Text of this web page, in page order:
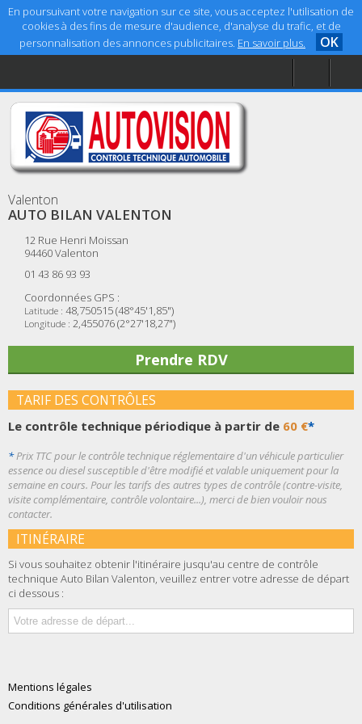
En poursuivant votre navigation sur ce site, vous acceptez l'utilisation de
cookies à des fins de mesure d'audience, d'analyse du trafic, et de
personnalisation des annonces publicitaires. En savoir plus. OK
Accueil
Aide
Mentions légales
Valenton
AUTO BILAN VALENTON
12 Rue Henri Moissan
94460Valenton
01 43 86 93 93
Coordonnées GPS :
Latitude : 48,750515 (48°45'1,85")
Longitude : 2,455076 (2°27'18,27")
Prendre RDV
TARIF DES CONTRÔLES
Le contrôle technique périodique à partir de 60 €*
*Prix TTC pour le contrôle technique réglementaire d'un véhicule particulier
essence ou diesel susceptible d'être modifié et valable uniquement pour la
semaine en cours. Pour les tarifs des autres types de contrôle (contre-visite,
visite complémentaire, contrôle volontaire...), merci de bien vouloir nous
contacter.
ITINÉRAIRE
Si vous souhaitez obtenir l'itinéraire jusqu'au centre de contrôle
technique Auto Bilan Valenton, veuillez entrer votre adresse de départ
ci dessous :
Mentions légales
Conditions générales d'utilisation